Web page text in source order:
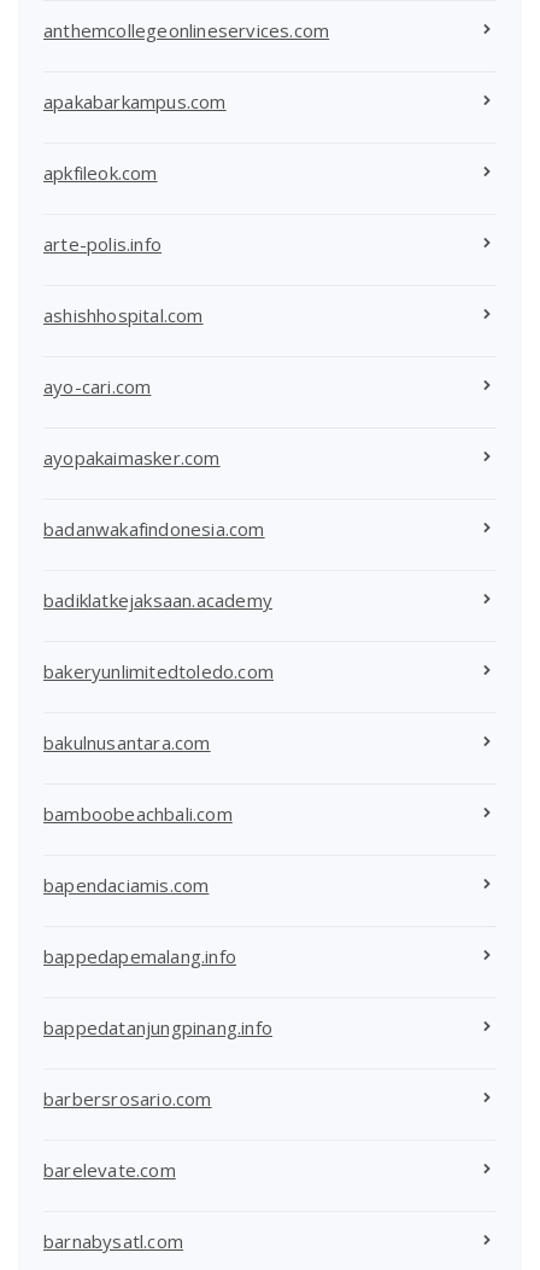
anthemcollegeonlineservices.com
apakabarkampus.com
apkfileok.com
arte-polis.info
ashishhospital.com
ayo-cari.com
ayopakaimasker.com
badanwakafindonesia.com
badiklatkejaksaan.academy
bakeryunlimitedtoledo.com
bakulnusantara.com
bamboobeachbali.com
bapendaciamis.com
bappedapemalang.info
bappedatanjungpinang.info
barbersrosario.com
barelevate.com
barnabysatl.com